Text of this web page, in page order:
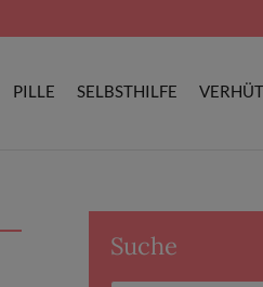
PILLE SELBSTHILFE
Suche